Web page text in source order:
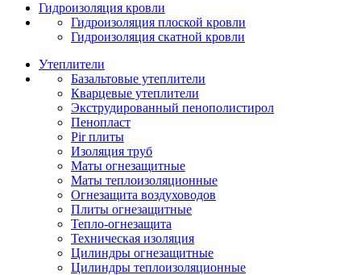
Гидроизоляция кровли
Гидроизоляция плоской кровли
Гидроизоляция скатной кровли
Утеплители
Базальтовые утеплители
Кварцевые утеплители
Экструдированный пенополистирол
Пенопласт
Pir плиты
Изоляция труб
Маты огнезащитные
Маты теплоизоляционные
Огнезащита воздуховодов
Плиты огнезащитные
Тепло-огнезащита
Техническая изоляция
Цилиндры огнезащитные
Цилиндры теплоизоляционные